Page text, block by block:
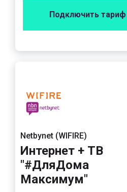
Подключить тариф
Netbynet (WIFIRE)
Интернет + ТВ
"#ДляДома
Максимум"